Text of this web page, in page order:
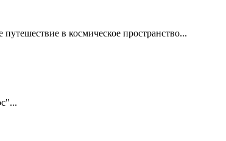
путешествие в космическое пространство...